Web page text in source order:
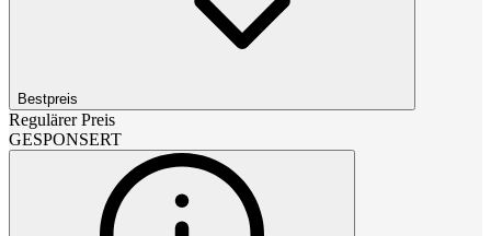
Bestpreis
Regulärer Preis
GESPONSERT